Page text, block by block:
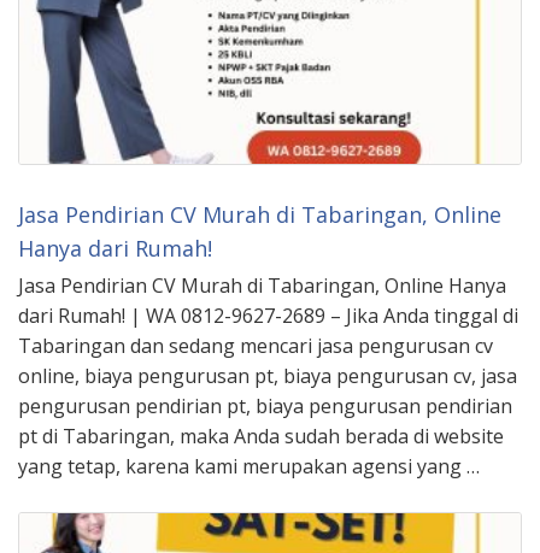
Jasa Pendirian CV Murah di Tabaringan, Online
Hanya dari Rumah!
Jasa Pendirian CV Murah di Tabaringan, Online Hanya
dari Rumah! | WA 0812-9627-2689 – Jika Anda tinggal di
Tabaringan dan sedang mencari jasa pengurusan cv
online, biaya pengurusan pt, biaya pengurusan cv, jasa
pengurusan pendirian pt, biaya pengurusan pendirian
pt di Tabaringan, maka Anda sudah berada di website
yang tetap, karena kami merupakan agensi yang …